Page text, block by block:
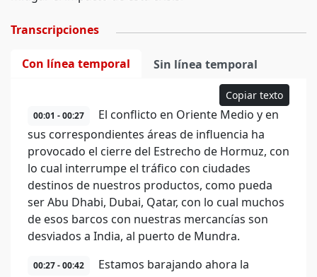
Transcripciones
Con línea temporal Sin línea temporal
Copiar texto
00:01 - 00:27
El conflicto en Oriente Medio y en
sus correspondientes áreas de influencia ha
provocado el cierre del Estrecho de Hormuz, con
lo cual interrumpe el tráfico con ciudades
destinos de nuestros productos, como pueda
ser Abu Dhabi, Dubai, Qatar, con lo cual muchos
de esos barcos con nuestras mercancías son
desviados a India, al puerto de Mundra.
00:27 - 00:42
Estamos barajando ahora la